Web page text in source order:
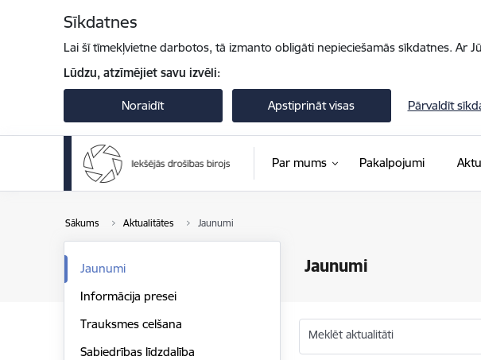
Sīkdatnes
Lai šī tīmekļvietne darbotos, tā izmanto obligāti nepieciešamās sīkdatnes. Ar
Lūdzu, atzīmējiet savu izvēli:
Noraidīt Apstiprināt visas Pārvaldīt
Par mums Pakalpojumi
Sākums Aktualitātes Jaunumi
Jaunumi
Jaunumi
Informācija presei
Trauksmes celšana
Sabiedrības līdzdalība
Meklēt aktualitāti